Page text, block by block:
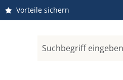
Vorteile sichern